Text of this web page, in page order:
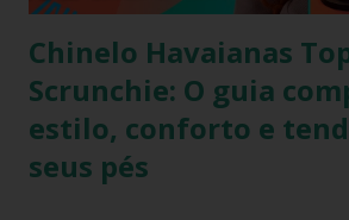
Chinelo Havaianas
Scrunchie: O guia
estilo, conforto e
seus pés